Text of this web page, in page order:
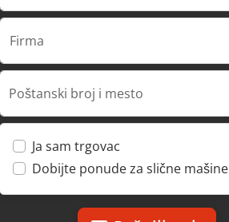
Firma
Poštanski broj i mesto
Ja sam trgovac
Dobijte ponude za slične mašine